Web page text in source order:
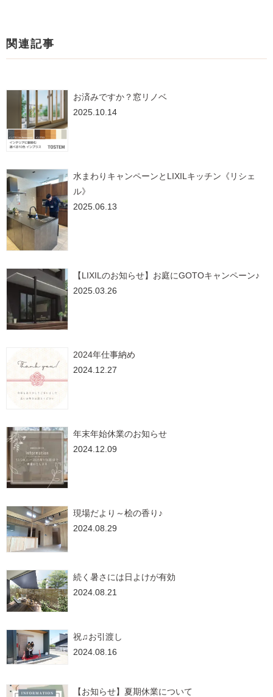
関連記事
お済みですか？窓リノベ
2025.10.14
水まわりキャンペーンとLIXILキッチン《リシェ
ル》
2025.06.13
【LIXILのお知らせ】お庭にGOTOキャンペーン♪
2025.03.26
2024年仕事納め
2024.12.27
年末年始休業のお知らせ
2024.12.09
現場だより～桧の香り♪
2024.08.29
続く暑さには日よけが有効
2024.08.21
祝♫お引渡し
2024.08.16
【お知らせ】夏期休業について